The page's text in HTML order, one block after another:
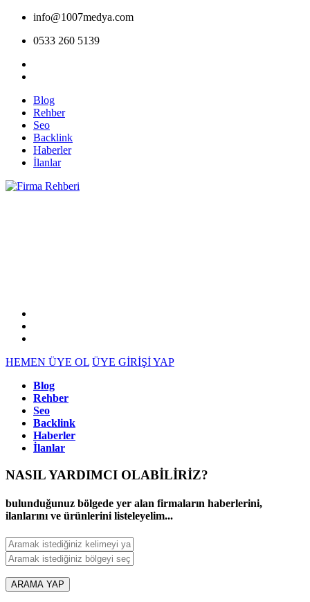
info@1007medya.com
0533 260 5139
Blog
Rehber
Seo
Backlink
Haberler
İlanlar
HEMEN ÜYE OL ÜYE GİRİŞİ YAP
Blog
Rehber
Seo
Backlink
Haberler
İlanlar
NASIL YARDIMCI OLABİLİRİZ?
bulunduğunuz bölgede yer alan firmaların haberlerini,
ilanlarını ve ürünlerini listeleyelim...
ARAMA YAP